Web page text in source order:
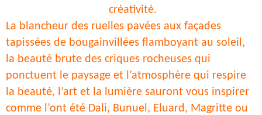
créativité.
La blancheur des ruelles pavées aux façades
tapissées de bougainvillées flamboyant au soleil,
la beauté brute des criques rocheuses qui
ponctuent le paysage et l’atmosphère qui respire
la beauté, l’art et la lumière sauront vous inspirer
comme l’ont été Dali, Bunuel, Eluard, Magritte ou